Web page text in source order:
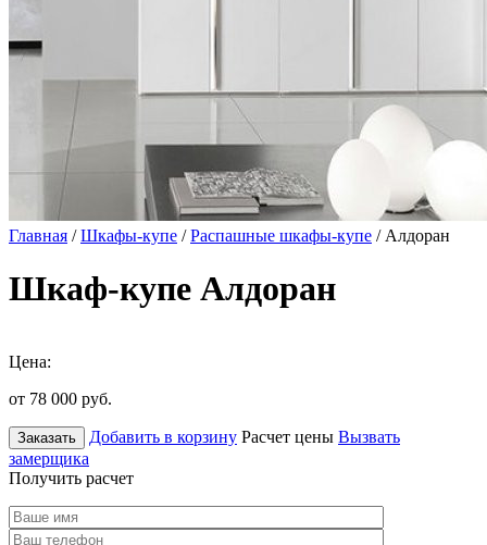
Главная /Шкафы-купе /Распашные шкафы-купе / Алдоран
Шкаф-купе Алдоран
Цена:
от 78 000 руб.
Заказать Добавить в корзину Расчет цены Вызвать
замерщика
Получить расчет